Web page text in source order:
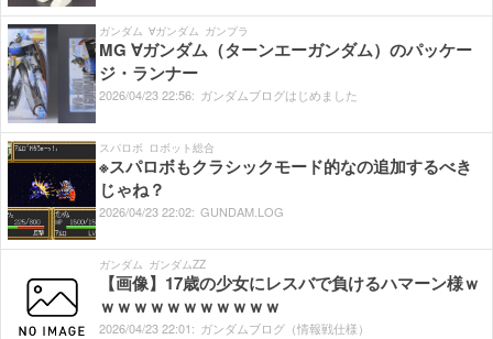
ガンダム ∀ガンダム ガンプラ
MG ∀ガンダム（ターンエーガンダム）のパッケー
ジ・ランナー
2026/04/2322:56: ガンダムブログはじめました
スパロボ ロボット総合
※スパロボもクラシックモード的なの追加するべき
じゃね？
2026/04/2322:02: GUNDAM.LOG
ガンダム ガンダムZZ
【画像】17歳の少女にレスバで負けるハマーン様ｗ
ｗｗｗｗｗｗｗｗｗｗｗ
2026/04/2322:01: ガンダムブログ（情報戦仕様）